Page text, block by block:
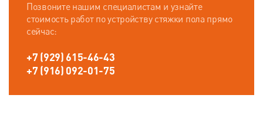
Позвоните нашим специалистам и узнайте
стоимость работ по устройству стяжки пола прямо
сейчас:
+7 (929) 615-46-43
+7 (916) 092-01-75